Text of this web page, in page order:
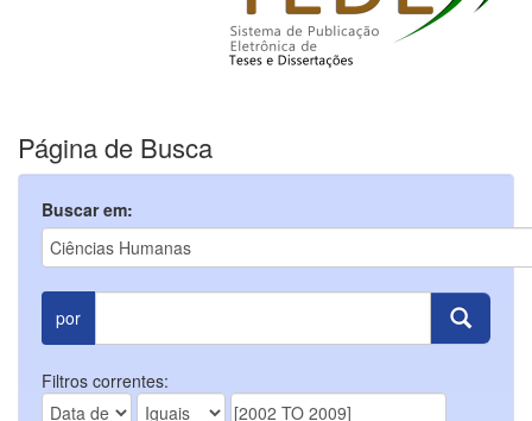
Página de Busca
Buscar em:
por
Filtros correntes: